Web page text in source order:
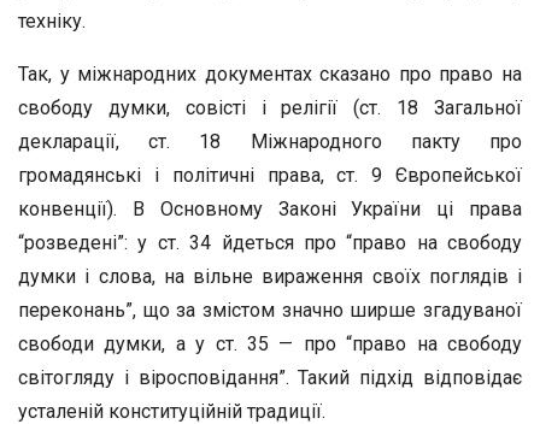
техніку.
Так, у міжнародних документах сказано про право на
свободу думки, совісті і релігії (ст. 18 Загальної
декларації, ст. 18 Міжнародного пакту про
громадянські і політичні права, ст. 9 Європейської
конвенції). В Основному Законі України ці права
“розведені”: у ст. 34 йдеться про “право на свободу
думки і слова, на вільне вираження своїх поглядів і
переконань”, що за змістом значно ширше згадуваної
свободи думки, а у ст. 35 — про “право на свободу
світогляду і віросповідання”. Такий підхід відповідає
усталеній конституційній традиції.